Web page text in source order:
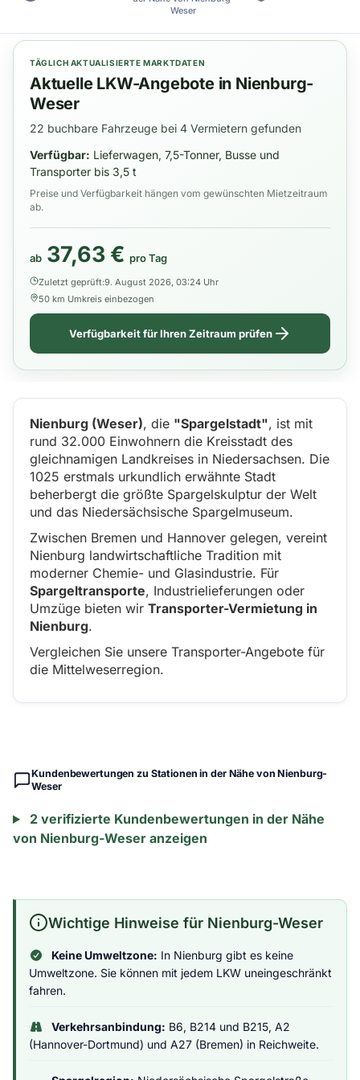
Weser
TÄGLICH AKTUALISIERTE MARKTDATEN
Aktuelle LKW-Angebote in Nienburg-
Weser
22 buchbare Fahrzeuge bei 4 Vermietern gefunden
Verfügbar: Lieferwagen, 7,5-Tonner, Busse und
Transporter bis 3,5 t
Preise und Verfügbarkeit hängen vom gewünschten Mietzeitraum
ab.
ab 37,63 € pro Tag
Zuletzt geprüft:9. August 2026, 03:24 Uhr
50 km Umkreis einbezogen
Verfügbarkeit für Ihren Zeitraum prüfen
Nienburg (Weser), die "Spargelstadt", ist mit
rund 32.000 Einwohnern die Kreisstadt des
gleichnamigen Landkreises in Niedersachsen. Die
1025 erstmals urkundlich erwähnte Stadt
beherbergt die größte Spargelskulptur der Welt
und das Niedersächsische Spargelmuseum.
Zwischen Bremen und Hannover gelegen, vereint
Nienburg landwirtschaftliche Tradition mit
moderner Chemie- und Glasindustrie. Für
Spargeltransporte, Industrielieferungen oder
Umzüge bieten wir Transporter-Vermietung in
Nienburg.
Vergleichen Sie unsere Transporter-Angebote für
die Mittelweserregion.
Kundenbewertungen zu Stationen in der Nähe von Nienburg-
Weser
2 verifizierte Kundenbewertungen in der Nähe
von Nienburg-Weser anzeigen
Wichtige Hinweise für Nienburg-Weser
Keine Umweltzone: In Nienburg gibt es keine
Umweltzone. Sie können mit jedem LKW uneingeschränkt
fahren.
Verkehrsanbindung: B6, B214 und B215, A2
(Hannover-Dortmund) und A27 (Bremen) in Reichweite.